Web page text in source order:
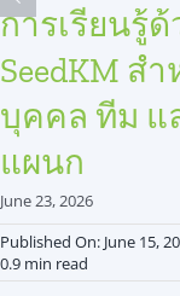
การเรียนรู้ด้
SeedKM สำ
บุคคล ทีม แ
แผนก
June 23, 2026
Published On: June 15,
0.9 min read